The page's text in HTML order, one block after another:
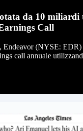
da 10 miliardi
Call
Endeavor (NYSE: EDR)
call annuale